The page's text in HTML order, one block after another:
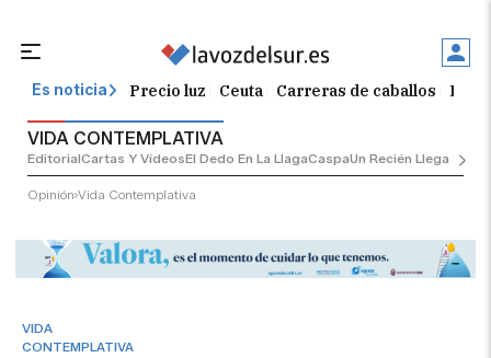
Es noticia Precio luz Ceuta Carreras de caballos
VIDA CONTEMPLATIVA
EditorialCartas Y VídeosEl Dedo En La LlagaCaspaUn Recién Llegado
Opinión Vida Contemplativa
VIDA
CONTEMPLATIVA